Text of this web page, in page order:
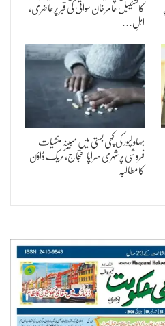
کانسٹیبل عامر خان سواتی کی قبر پر حاضری،
اہلِ…
بہاولپور کی کچی بستی میں مبینہ منشیات
فروشی پر شہری سراپا احتجاج، کریک ڈاؤن
کا مطالبہ